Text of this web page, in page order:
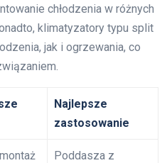
chłodzenia w różnych
klimatyzatory typu split
jak i ogrzewania, co
Najlepsze
zastosowanie
Poddasza z